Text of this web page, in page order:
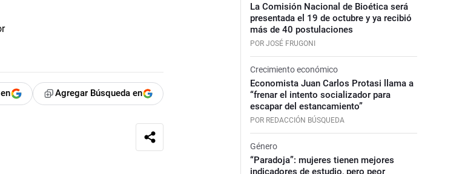
Agregar Búsqueda en
La Comisión Nacional de Bioética será
presentada el 19 de octubre y ya recibió
más de 40 postulaciones
POR JOSÉ FRUGONI
Crecimiento económico
Economista Juan Carlos Protasi llama a
“frenar el intento socializador para
escapar del estancamiento”
POR REDACCIÓN BÚSQUEDA
Género
“Paradoja”: mujeres tienen mejores
indicadores de estudio, pero peor